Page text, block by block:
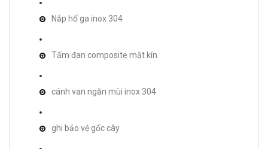
Nắp hố ga inox 304
Tấm đan composite mặt kín
cánh van ngăn mùi inox 304
ghi bảo vệ gốc cây